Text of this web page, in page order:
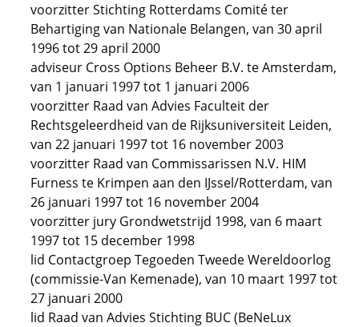
voorzitter Stichting Rotterdams Comité ter
Behartiging van Nationale Belangen, van 30 april
1996 tot 29 april 2000
adviseur Cross Options Beheer B.V. te Amsterdam,
van 1 januari 1997 tot 1 januari 2006
voorzitter Raad van Advies Faculteit der
Rechtsgeleerdheid van de Rijksuniversiteit Leiden,
van 22 januari 1997 tot 16 november 2003
voorzitter Raad van Commissarissen N.V. HIM
Furness te Krimpen aan den IJssel/Rotterdam, van
26 januari 1997 tot 16 november 2004
voorzitter jury Grondwetstrijd 1998, van 6 maart
1997 tot 15 december 1998
lid Contactgroep Tegoeden Tweede Wereldoorlog
(commissie-Van Kemenade), van 10 maart 1997 tot
27 januari 2000
lid Raad van Advies Stichting BUC (BeNeLux